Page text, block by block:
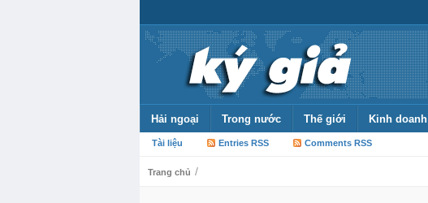
Hải ngoại Trong nước Thế giới Kinh doanh
Tài liệu Entries RSS Comments RSS
Trang chủ /